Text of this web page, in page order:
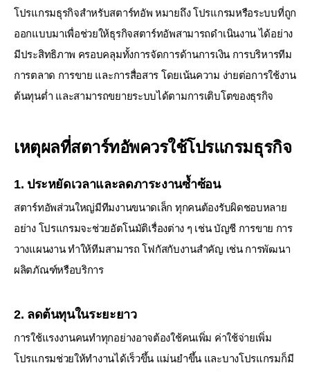
โปรแกรมธุรกิจสำหรับสตาร์ทอัพ หมายถึง โปรแกรมหรือระบบที่ถูก
ออกแบบมาเพื่อช่วยให้ธุรกิจสตาร์ทอัพสามารถดำเนินงานได้อย่าง
มีประสิทธิภาพ ครอบคลุมทั้งการจัดการด้านการเงิน การบริหารทีม
การตลาด การขาย และการสื่อสาร โดยเน้นความ ง่ายต่อการใช้งาน
ต้นทุนต่ำ และสามารถขยายระบบได้ตามการเติบโตของธุรกิจ
เหตุผลที่สตาร์ทอัพควรใช้โปรแกรมธุรกิจ
1. ประหยัดเวลาและลดภาระงานซ้ำซ้อน
สตาร์ทอัพส่วนใหญ่มีทีมงานขนาดเล็ก ทุกคนต้องรับผิดชอบหลาย
อย่างโปรแกรมจะช่วยอัตโนมัติเรื่องต่าง ๆ เช่น บัญชี การขาย การ
วางแผนงานทำให้ทีมสามารถ โฟกัสกับงานสำคัญ เช่น การพัฒนา
ผลิตภัณฑ์หรือบริการ
2. ลดต้นทุนในระยะยาว
การใช้แรงงานคนทำทุกอย่างอาจต้องใช้คนเพิ่ม ค่าใช้จ่ายเพิ่ม
โปรแกรมช่วยให้ทำงานได้เร็วขึ้น แม่นยำขึ้น และบางโปรแกรมก็มี